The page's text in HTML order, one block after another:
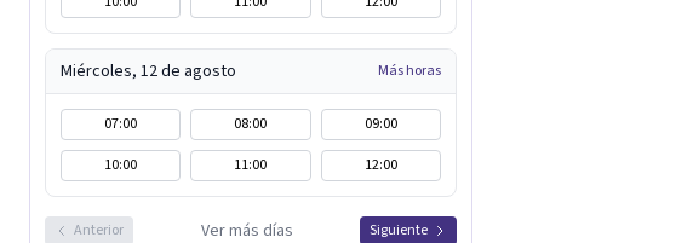
Miércoles, 12 de agosto Más horas
07:00 08:00
09:00
10:00
11:00 12:00
Anterior Ver más días Siguiente